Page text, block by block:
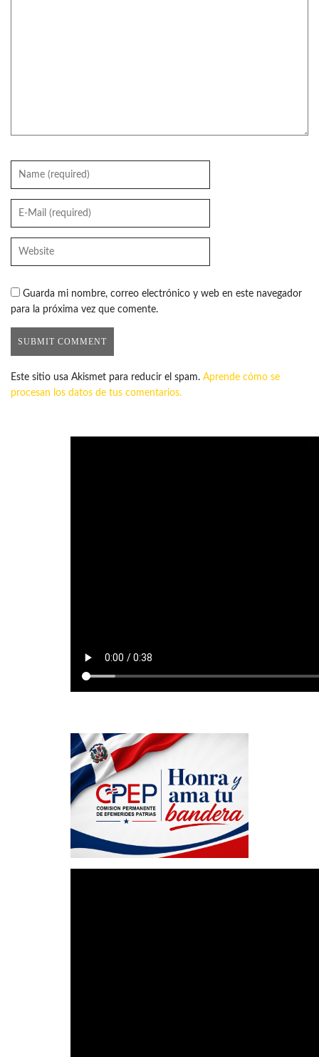
Guarda mi nombre, correo electrónico y web en este navegador
para la próxima vez que comente.
Este sitio usa Akismet para reducir el spam. Aprende cómo se
procesan los datos de tus comentarios.